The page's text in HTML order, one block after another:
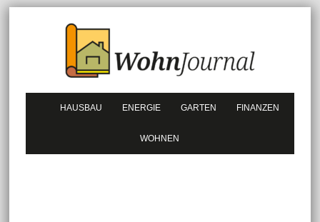
HAUSBAU ENERGIE GARTEN FINANZEN
WOHNEN